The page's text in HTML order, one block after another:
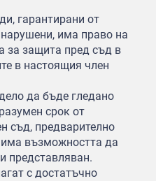
гарантирани от
има право на
за защита пред съд в
в настоящия член
да бъде гледано
срок от
съд, предварително
възможността да
представляван.
с достатъчно